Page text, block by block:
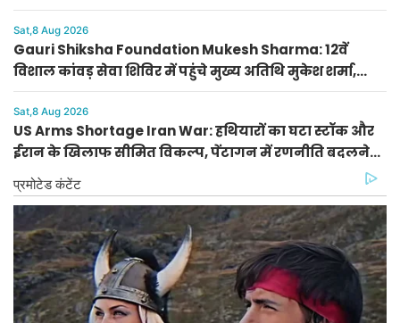
गया था हमारा परिवार"
Sat,8 Aug 2026
Gauri Shiksha Foundation Mukesh Sharma: 12वें
विशाल कांवड़ सेवा शिविर में पहुंचे मुख्य अतिथि मुकेश शर्मा,
बढ़ाया कांवड़ियों का उत्साह
Sat,8 Aug 2026
US Arms Shortage Iran War: हथियारों का घटा स्टॉक और
ईरान के खिलाफ सीमित विकल्प, पेंटागन में रणनीति बदलने
की तैयारी